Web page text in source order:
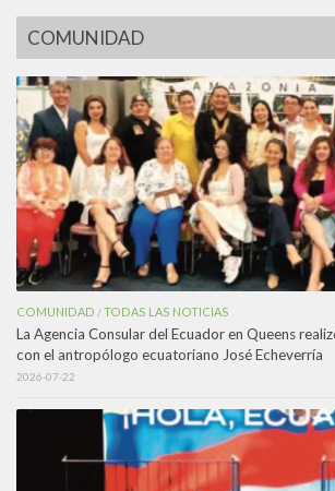
COMUNIDAD
COMUNIDAD /TODAS LAS NOTICIAS
La Agencia Consular del Ecuador en Queens
con el antropólogo ecuatoriano José Echeverría
2026-07-22